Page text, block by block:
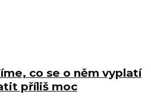
co se o něm vyplatí
příliš moc